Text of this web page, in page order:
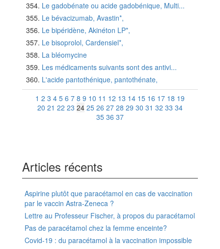
Le gadobénate ou acide gadobénique, Multi...
Le bévacizumab, Avastin*,
Le bipéridène, Akinéton LP*,
Le bisoprolol, Cardensiel*,
La bléomycine
Les médicaments suivants sont des antivi...
L'acide pantothénique, pantothénate,
1 2 3 4 5 6 7 8 9 10 11 12 13 14 15 16 17 18 19
20 21 22 23 24 25 26 27 28 29 30 31 32 33 34
35 36 37
Articles récents
Aspirine plutôt que paracétamol en cas de vaccination
par le vaccin Astra-Zeneca ?
Lettre au Professeur Fischer, à propos du paracétamol
Pas de paracétamol chez la femme enceinte?
Covid-19 : du paracétamol à la vaccination impossible